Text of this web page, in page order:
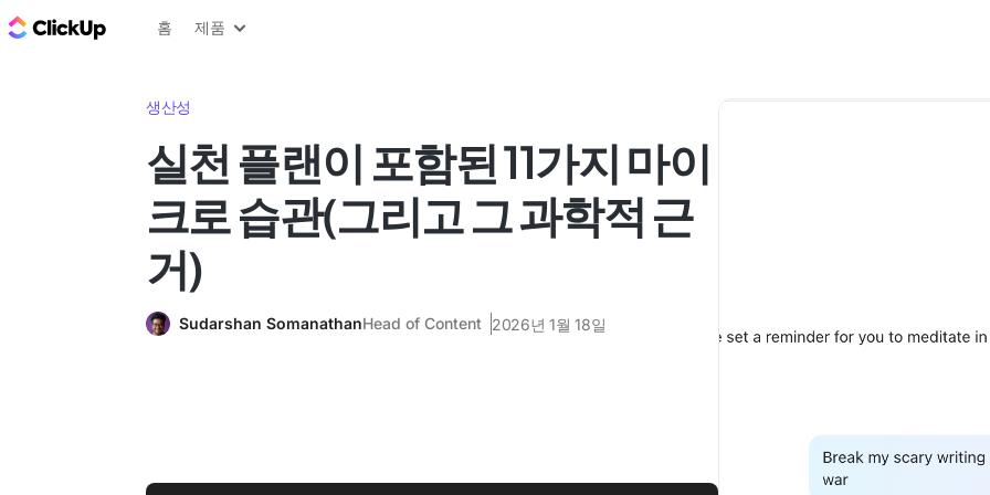
ClickUp 블로그
홈 제품
생산성
실천 플랜이 포함된 11가지 마이
크로 습관(그리고 그 과학적 근
거)
Sudarshan SomanathanHead of Content 2026년 1월 18일